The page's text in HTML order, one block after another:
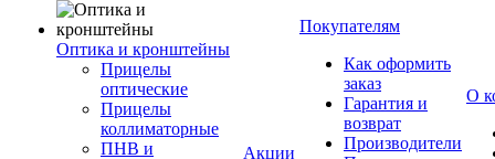
Оптика и кронштейны
Прицелы
оптические
Прицелы
коллиматорные
ПНВ и
Акции
Покупателям
Как оформить
заказ
Гарантия и
возврат
Производители
О